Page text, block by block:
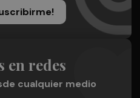
en redes
cualquier medio